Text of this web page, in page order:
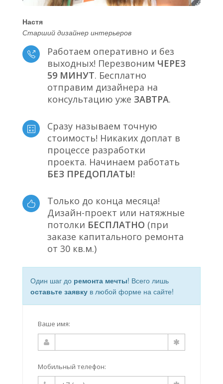
Настя
Старший дизайнер интерьеров
Работаем оперативно и без
выходных! Перезвоним ЧЕРЕЗ
59 МИНУТ. Бесплатно
отправим дизайнера на
консультацию уже ЗАВТРА.
Сразу называем точную
стоимость! Никаких доплат в
процессе разработки
проекта. Начинаем работать
БЕЗ ПРЕДОПЛАТЫ!
Только до конца месяца!
Дизайн-проект или натяжные
потолки БЕСПЛАТНО (при
заказе капитального ремонта
от 30 кв.м.)
Один шаг до ремонта мечты! Всего лишь
оставьте заявку в любой форме на сайте!
Ваше имя:
Мобильный телефон: